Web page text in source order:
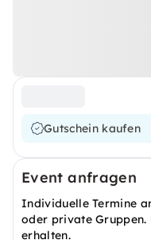
Gutschein kaufen
Event anfragen
Individuelle Termine
oder private Gruppen.
erhalten.